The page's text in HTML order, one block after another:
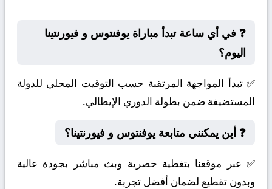
❓ في أي ساعة تبدأ مباراة يوفنتوس و فيورنتينا
اليوم؟
✅ تبدأ المواجهة المرتقبة حسب التوقيت المحلي للدولة
المستضيفة ضمن بطولة الدوري الإيطالي.
❓ أين يمكنني متابعة يوفنتوس و فيورنتينا؟
✅ عبر موقعنا بتغطية حصرية وبث مباشر بجودة عالية
وبدون تقطيع لضمان أفضل تجربة.